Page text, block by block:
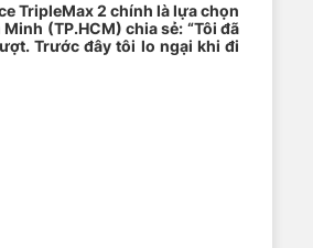
TripleMax 2 chính là lựa chọn
(TP.HCM) chia sẻ: “Tôi đã
Trước đây tôi lo ngại khi đi